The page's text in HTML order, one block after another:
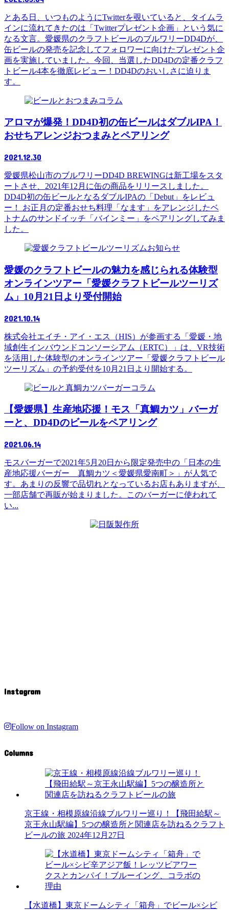
とある日、いつものようにTwitterを覗いていると、タイムラ
インに流れてきたのは「Twitterプレゼント企画」という気に
なる文言。愛媛県のクラフトビールのブルワリーDD4Dが、
缶ビールの発売を記念してフォロワーに向けたプレゼント企
画を実施していました。今回、当選したDD4Dの定番クラフ
トビール4本を徹底レビュー！DD4Dのおいしさに迫りま
す。
コラム
アロマが爆発！DD4D初の缶ビールはダブルIPA！
おせちアレンジおつまみとペアリング
2021.12.30
愛媛県松山市のブルワリーDD4D BREWINGは新工場をスタ
ートさせ、2021年12月に缶の商品をリリースしました。
DD4D初の缶ビールとなるダブルIPAの「Debut」をレビュ
ー！ お正月の定番おせち料理「なます」をアレンジしたベ
トナムのサンドイッチ「バインミー」をペアリングしてみま
した。
お知らせ
愛媛のクラフトビールの魅力を感じられる体験型
オンラインツアー「愛媛クラフトビールツーリズ
ム」10月21日より受付開始
2021.10.14
株式会社エイチ・アイ・エス（HIS）が参画する「愛媛・地
域創生インバウンドコンソーシアム（ERTC）」は、VR技術
を活用した体験型のオンラインツアー「愛媛クラフトビール
ツーリズム」の予約受付を10月21日より開始する。
コラム
【愛媛県】生産地応援！モス「真鯛カツ」バーガ
ーと、DD4Dのビールをペアリング
2021.06.14
モスバーガーで2021年5月20日から限定発売中の「日本の生
産地応援バーガー 真鯛カツ＜愛媛県愛南町＞」が人気で
す。あまりの反響で品切れとなっているお店もありますが、
一部店舗で再販が始まりました。このバーガーに使われて
い...
Instagram
Follow on Instagram
Columns
京王線・相模原線沿線ブルワリー巡り！【飛田給駅～
京王永山駅編】5つの醸造所と関連店を訪ねるクラフト
ビールの旅 2024年12月27日
【水道橋】東京ドームシティ「箱舟」でビール×シビ